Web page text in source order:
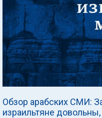
Обзор арабских СМИ:
израильтяне